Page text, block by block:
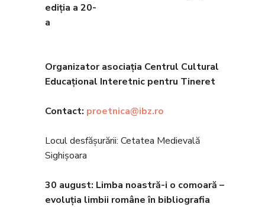
ediția a 20-
Organizator asociația Centrul Cultural
Educațional Interetnic pentru Tineret
Contact: proetnica@ibz.ro
Locul desfășurării: Cetatea Medievală
Sighișoara
30 august: Limba noastră-i o comoară –
evoluția limbii române în bibliografia